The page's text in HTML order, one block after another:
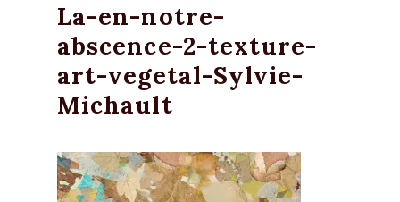
La-en-notre-
abscence-2-texture-
art-vegetal-Sylvie-
Michault